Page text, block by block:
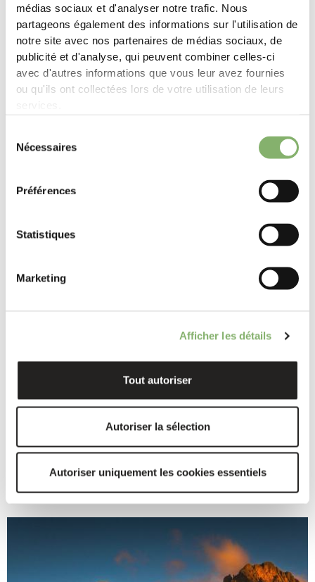
médias sociaux et d'analyser notre trafic. Nous
partageons également des informations sur l'utilisation de
notre site avec nos partenaires de médias sociaux, de
publicité et d'analyse, qui peuvent combiner celles-ci
avec d'autres informations que vous leur avez fournies
ou qu'ils ont collectées lors de votre utilisation de leurs
Nécessaires
Préférences
Statistiques
Marketing
Afficher les détails
Tout autoriser
Autoriser la sélection
Autoriser uniquement les cookies essentiels
4 Avril 2024
Depuis la création de ClimatePartner en 2006, nous n'avons
cessé de développer notre solution pour répondre à des
exigences de plus en plus élevées - les nôtres en premier lieu,
mais aussi les externes.
ClimatePartner à propos de la « Déclaration
commune sur le marché volontaire du carbone :
les revendications »